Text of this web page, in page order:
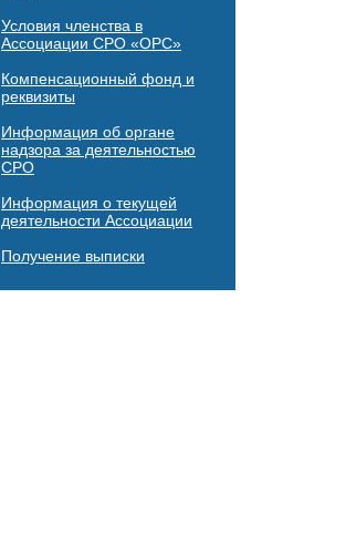
Условия членства в
Ассоциации СРО «ОРС»
Компенсационный фонд и
реквизиты
Информация об органе
надзора за деятельностью
СРО
Информация о текущей
деятельности Ассоциации
Получение выписки